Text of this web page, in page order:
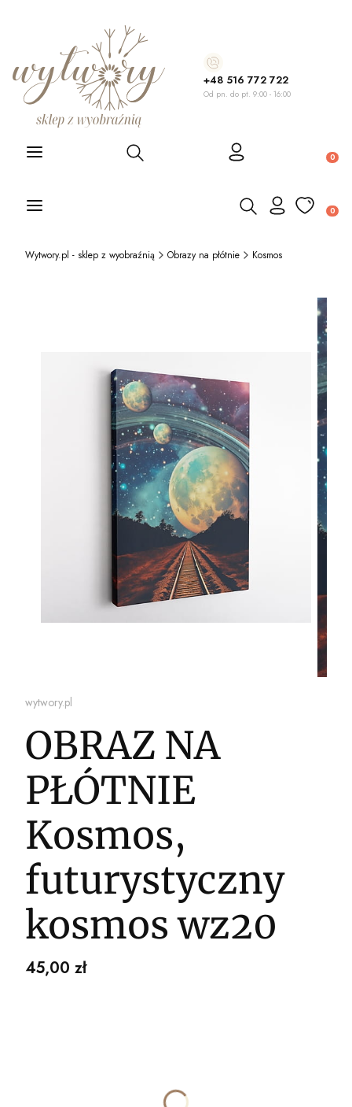
+48 516 772 722
Od pn. do pt. 9:00 - 16:00
Otwórz wyszukiwarkę
Otwórz wyszukiwarkę
Wytwory.pl - sklep z wyobraźnią Obrazy na płótnie Kosmos
wytwory.pl
OBRAZ NA
PŁÓTNIE
Kosmos,
futurystyczny
kosmos wz20
Cena
45,00 zł